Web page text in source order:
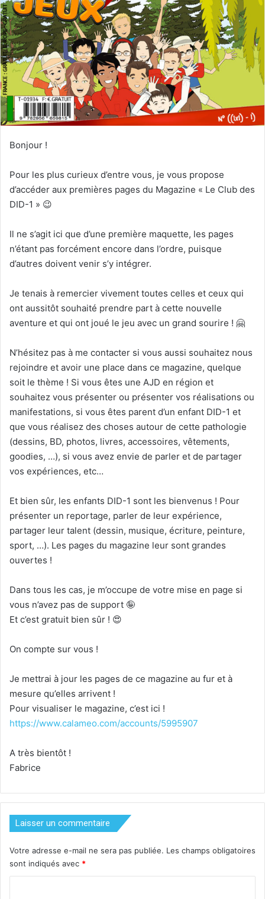
Bonjour !
Pour les plus curieux d’entre vous, je vous propose
d’accéder aux premières pages du Magazine « Le Club des
DID-1 » 😉
Il ne s’agit ici que d’une première maquette, les pages
n’étant pas forcément encore dans l’ordre, puisque
d’autres doivent venir s’y intégrer.
Je tenais à remercier vivement toutes celles et ceux qui
ont aussitôt souhaité prendre part à cette nouvelle
aventure et qui ont joué le jeu avec un grand sourire ! 🤗
N’hésitez pas à me contacter si vous aussi souhaitez nous
rejoindre et avoir une place dans ce magazine, quelque
soit le thème ! Si vous êtes une AJD en région et
souhaitez vous présenter ou présenter vos réalisations ou
manifestations, si vous êtes parent d’un enfant DID-1 et
que vous réalisez des choses autour de cette pathologie
(dessins, BD, photos, livres, accessoires, vêtements,
goodies, …), si vous avez envie de parler et de partager
vos expériences, etc…
Et bien sûr, les enfants DID-1 sont les bienvenus ! Pour
présenter un reportage, parler de leur expérience,
partager leur talent (dessin, musique, écriture, peinture,
sport, …). Les pages du magazine leur sont grandes
ouvertes !
Dans tous les cas, je m’occupe de votre mise en page si
vous n’avez pas de support 🤪
Et c’est gratuit bien sûr ! 😍
On compte sur vous !
Je mettrai à jour les pages de ce magazine au fur et à
mesure qu’elles arrivent !
Pour visualiser le magazine, c’est ici !
https://www.calameo.com/accounts/5995907
A très bientôt !
Fabrice
Laisser un commentaire
Votre adresse e-mail ne sera pas publiée. Les champs obligatoires
sont indiqués avec *